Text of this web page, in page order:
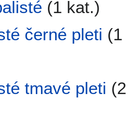
(1 kat.)
černé pleti (1
tmavé pleti (2